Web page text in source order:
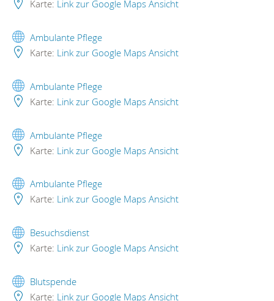
Karte: Link zur Google Maps Ansicht
Ambulante Pflege
Karte: Link zur Google Maps Ansicht
Ambulante Pflege
Karte: Link zur Google Maps Ansicht
Ambulante Pflege
Karte: Link zur Google Maps Ansicht
Ambulante Pflege
Karte: Link zur Google Maps Ansicht
Besuchsdienst
Karte: Link zur Google Maps Ansicht
Blutspende
Karte: Link zur Google Maps Ansicht